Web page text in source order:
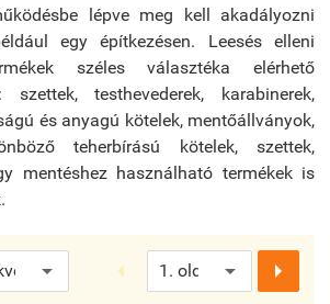
lépve meg kell akadályozni
egy építkezésen. Leesés elleni
széles választéka elérhető
szettek, testhevederek, karabinerek,
és anyagú kötelek, mentőállványok,
teherbírású kötelek, szettek,
mentéshez használható termékek is
 